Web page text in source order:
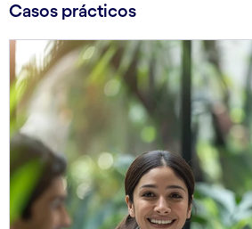
Casos prácticos